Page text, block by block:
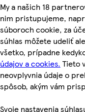
My a našich 18
nim pristupujeme,
súboroch cookie, za
súhlas môžete udeliť
všetko, prípadne
údajov a cookies. Tieto
neovplyvnia údaje o
spôsob, akým vám
Svoje nastavenia